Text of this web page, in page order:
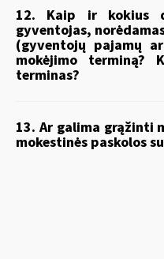
12. Kaip ir kokius
gyventojas,
(gyventojų pajamų
mokėjimo terminą?
terminas?
13. Ar galima grąžinti
mokestinės paskolos